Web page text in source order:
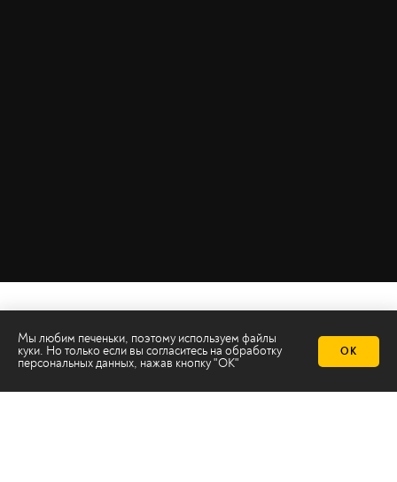
Мы любим печеньки, поэтому используем файлы
куки. Но только если вы согласитесь на обработку
персональных данных, нажав кнопку "ОК"
ОК